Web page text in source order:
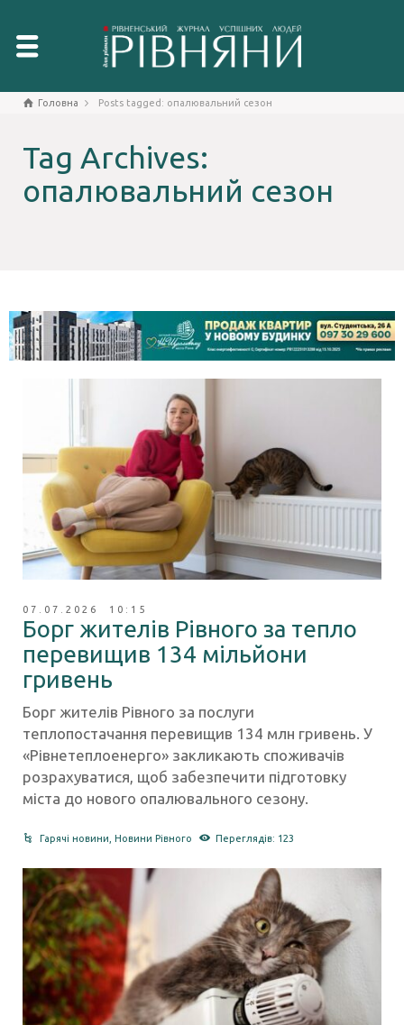
Головна Posts tagged: опалювальний сезон
Tag Archives:
опалювальний сезон
07.07.2026 10:15
Борг жителів Рівного за тепло
перевищив 134 мільйони
гривень
Борг жителів Рівного за послуги
теплопостачання перевищив 134 млн гривень. У
«Рівнетеплоенерго» закликають споживачів
розрахуватися, щоб забезпечити підготовку
міста до нового опалювального сезону.
Гарячі новини Новини Рівного Переглядів: 123